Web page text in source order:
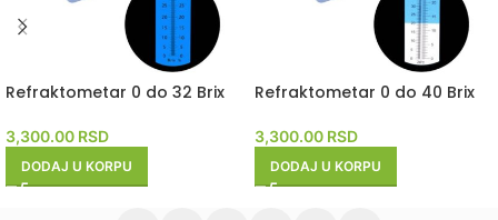
Refraktometar 0 do 32 Brix
3,300.00 RSD
DODAJ U KORPU
Refraktometar 0 do 40 Brix
3,300.00 RSD
DODAJ U KORPU